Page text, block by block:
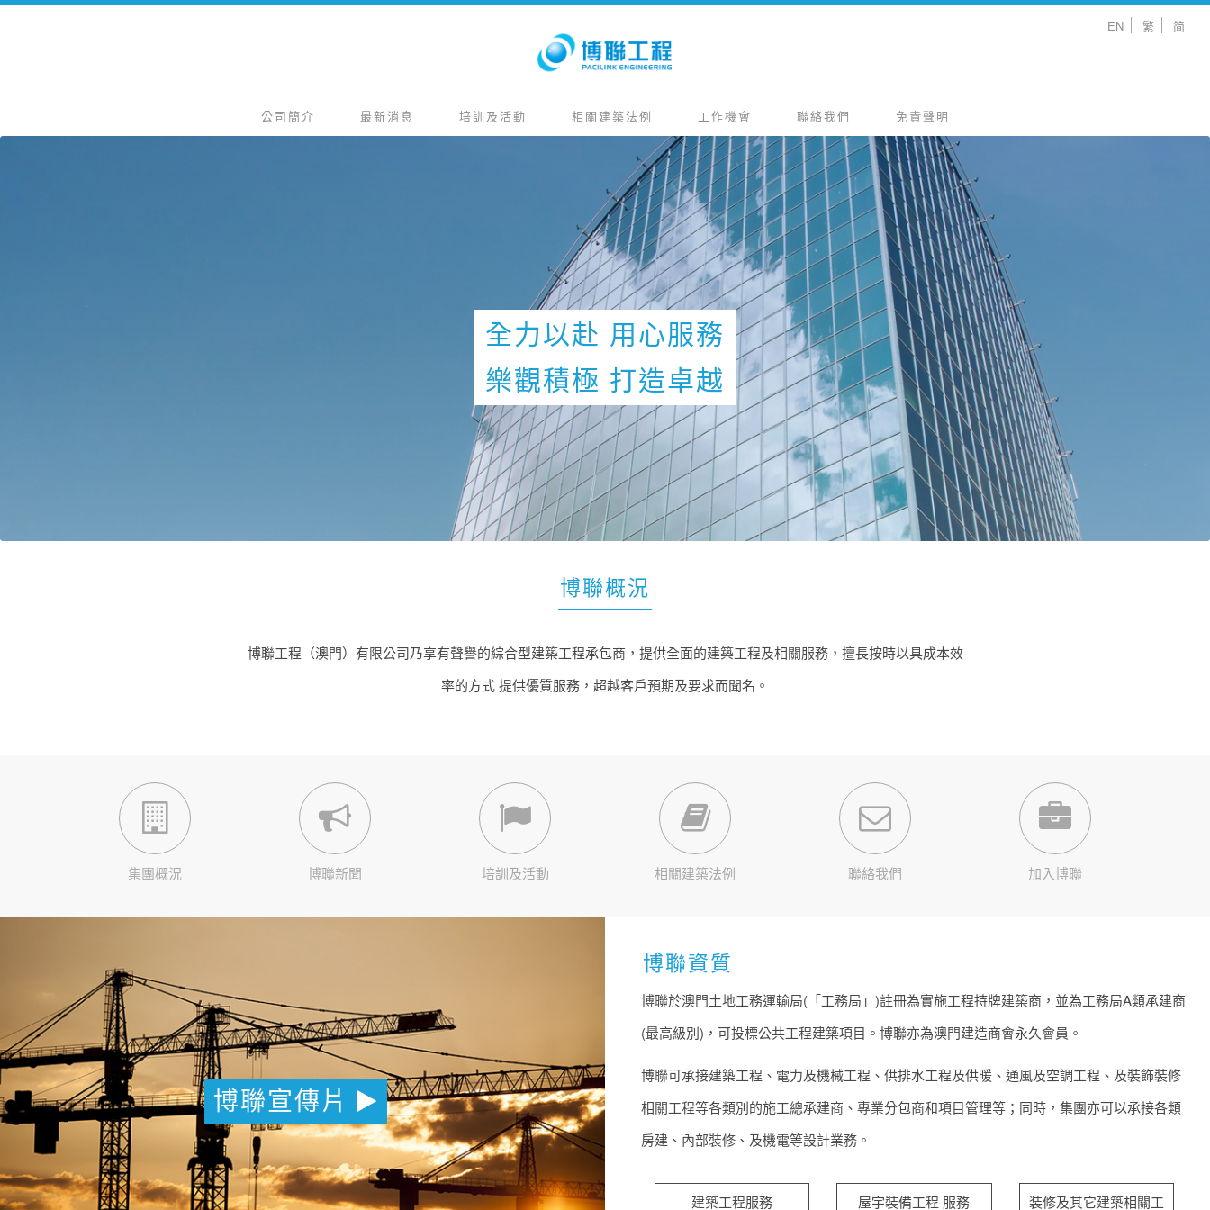
EN 繁 简
公司簡介 最新消息 培訓及活動 相關建築法例 工作機會 聯絡我們 免責聲明
全力以赴 用心服務
樂觀積極 打造卓越
博聯概況
博聯工程（澳門）有限公司乃享有聲譽的綜合型建築工程承包商，提供全面的建築工程及相關服務，擅長按時以具成本效
率的方式 提供優質服務，超越客戶預期及要求而聞名。
集團概況 博聯新聞 培訓及活動 相關建築法例 聯絡我們 加入博聯
博聯宣傳片
博聯資質
博聯於澳門土地工務運輸局(「工務局」)註冊為實施工程持牌建築商，並為工務局A類承建商
(最高級別)，可投標公共工程建築項目。博聯亦為澳門建造商會永久會員。
博聯可承接建築工程、電力及機械工程、供排水工程及供暖、通風及空調工程、及裝飾裝修
相關工程等各類別的施工總承建商、專業分包商和項目管理等；同時，集團亦可以承接各類
房建、內部裝修、及機電等設計業務。
建築工程服務 屋宇裝備工程 服務 装修及其它建築相關工